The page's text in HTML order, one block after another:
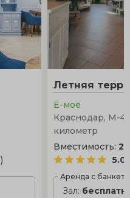
)
Летняя
Ё-моё
Краснодар, М-4
километр
Вместимость:
5.0
Аренда с
Зал: